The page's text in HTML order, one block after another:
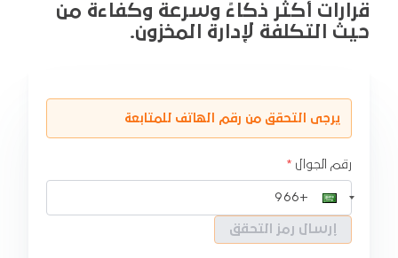
قرارات أكثر ذكاءً وسرعة وكفاءة من
حيث التكلفة لإدارة المخزون.
يرجى التحقق من رقم الهاتف للمتابعة
رقم الجوال
إرسال رمز التحقق